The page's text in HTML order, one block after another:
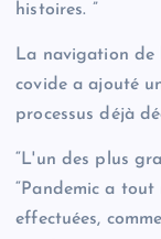
histoires. ”
La navigation de
covide a ajouté
processus déjà
“L'un des plus
“Pandemic a
effectuées,